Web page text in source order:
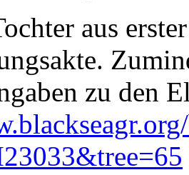
aus
zu den